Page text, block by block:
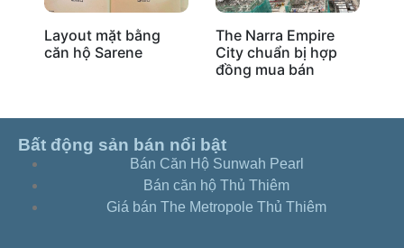
Layout mặt bằng
căn hộ Sarene
The Narra Empire
City chuẩn bị hợp
đồng mua bán
Bất động sản bán nổi bật
Bán Căn Hộ Sunwah Pearl
Bán căn hộ Thủ Thiêm
Giá bán The Metropole Thủ Thiêm